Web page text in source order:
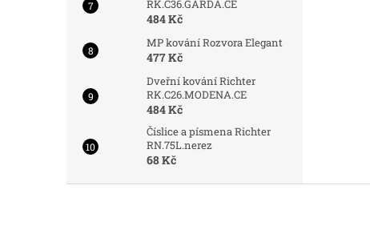
RK.C36.GARDA.CE
484 Kč
MP kování Rozvora Elegant
477 Kč
Dveřní kování Richter
RK.C26.MODENA.CE
484 Kč
Číslice a písmena Richter
RN.75L.nerez
68 Kč